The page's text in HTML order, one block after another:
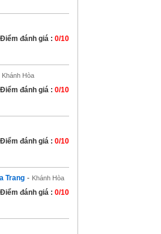
Điểm đánh giá : 0/10
Khánh Hòa
Điểm đánh giá : 0/10
Điểm đánh giá : 0/10
Trang - Khánh Hòa
Điểm đánh giá : 0/10